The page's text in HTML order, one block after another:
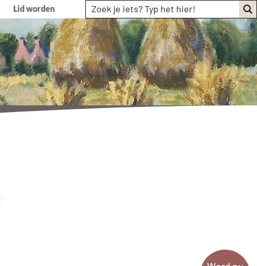
Lid worden